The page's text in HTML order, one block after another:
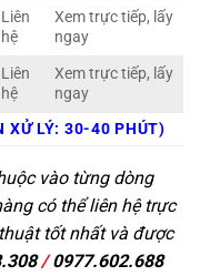
Liên
hệ
Xem trực tiếp, lấy
ngay
Liên
hệ
Xem trực tiếp, lấy
ngay
XỬ LÝ: 30-40 PHÚT)
vào từng dòng
có thể liên hệ trực
tốt nhất và được
/0977.602.688